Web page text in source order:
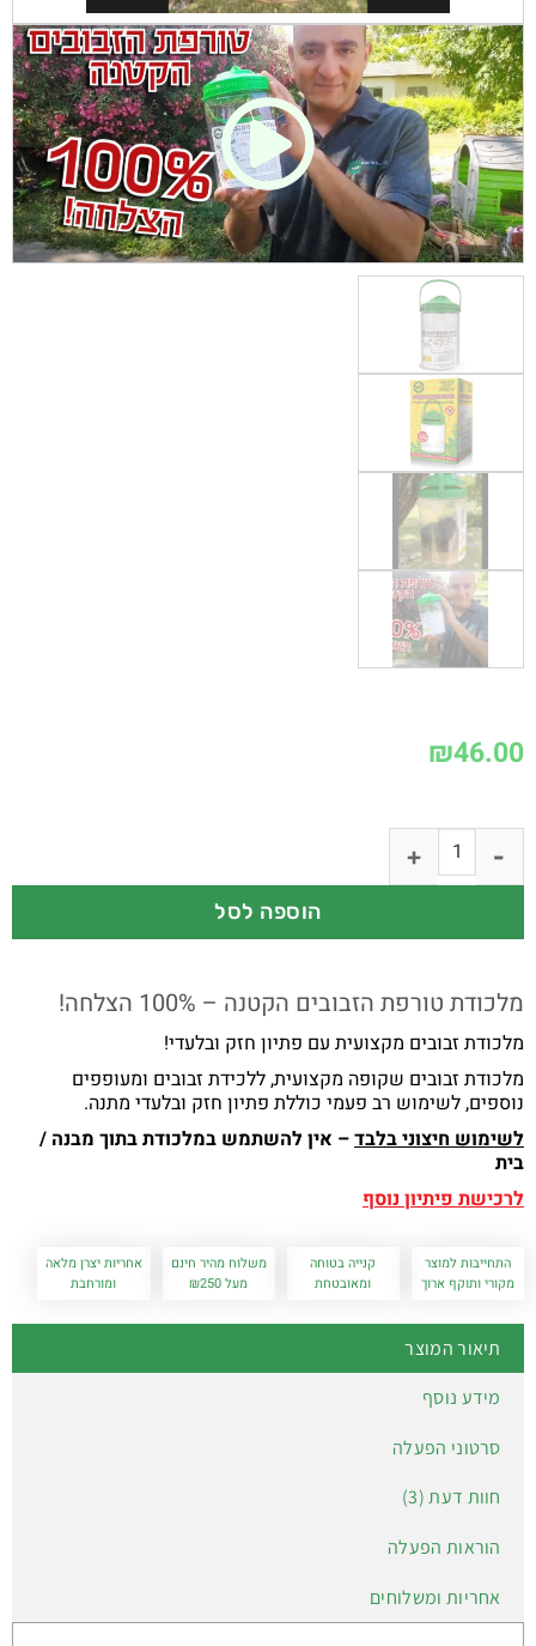
₪46.00
הוספה לסל
מלכודת טורפת הזבובים הקטנה – 100% הצלחה!
מלכודת זבובים מקצועית עם פתיון חזק ובלעדי!
מלכודת זבובים שקופה מקצועית, ללכידת זבובים ומעופפים
נוספים, לשימוש רב פעמי כוללת פתיון חזק ובלעדי מתנה.
לשימוש חיצוני בלבד– אין להשתמש במלכודת בתוך מבנה /
בית
לרכישת פיתיון נוסף
התחייבות למוצר
מקורי ותוקף ארוך
קנייה בטוחה
ומאובטחת
משלוח מהיר חינם
מעל ₪250
אחריות יצרן מלאה
ומורחבת
תיאור המוצר
מידע נוסף
סרטוני הפעלה
חוות דעת (3)
הוראות הפעלה
אחריות ומשלוחים